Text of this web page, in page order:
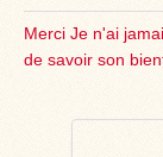
Merci Je n'ai
de savoir son